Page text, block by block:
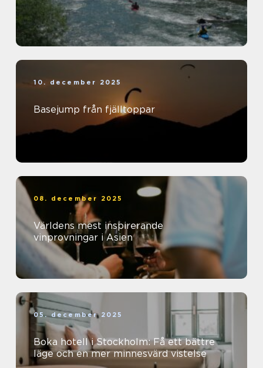
10. december 2025
Basejump från fjälltoppar
08. december 2025
Världens mest inspirerande
vinprovningar i Asien
05. december 2025
Boka hotell i Stockholm: Få ett bättre
läge och en mer minnesvärd vistelse